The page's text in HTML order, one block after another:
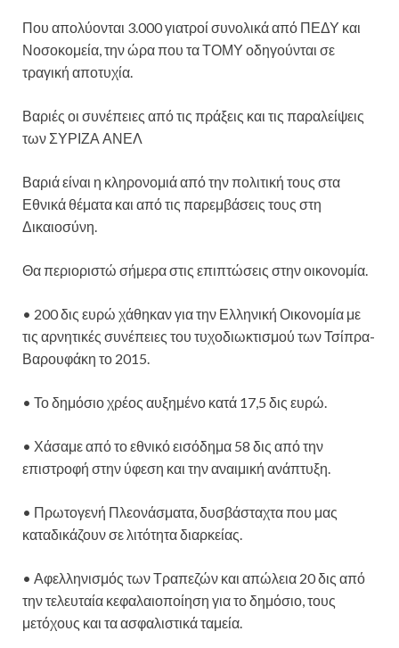
Που απολύονται 3.000 γιατροί συνολικά από ΠΕΔΥ και
Νοσοκομεία, την ώρα που τα ΤΟΜΥ οδηγούνται σε
τραγική αποτυχία.
Βαριές οι συνέπειες από τις πράξεις και τις παραλείψεις
των ΣΥΡΙΖΑ ΑΝΕΛ
Βαριά είναι η κληρονομιά από την πολιτική τους στα
Εθνικά θέματα και από τις παρεμβάσεις τους στη
Δικαιοσύνη.
Θα περιοριστώ σήμερα στις επιπτώσεις στην οικονομία.
• 200 δις ευρώ χάθηκαν για την Ελληνική Οικονομία με
τις αρνητικές συνέπειες του τυχοδιωκτισμού των Τσίπρα-
Βαρουφάκη το 2015.
• Το δημόσιο χρέος αυξημένο κατά 17,5 δις ευρώ.
• Χάσαμε από το εθνικό εισόδημα 58 δις από την
επιστροφή στην ύφεση και την αναιμική ανάπτυξη.
• Πρωτογενή Πλεονάσματα, δυσβάσταχτα που μας
καταδικάζουν σε λιτότητα διαρκείας.
• Αφελληνισμός των Τραπεζών και απώλεια 20 δις από
την τελευταία κεφαλαιοποίηση για το δημόσιο, τους
μετόχους και τα ασφαλιστικά ταμεία.